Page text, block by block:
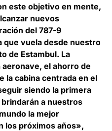
este objetivo en mente,
nuevos
del 787-9
que vuela desde nuestro
de Estambul. La
el ahorro de
la cabina centrada en el
siendo la primera
a nuestros
la mejor
los próximos años»,